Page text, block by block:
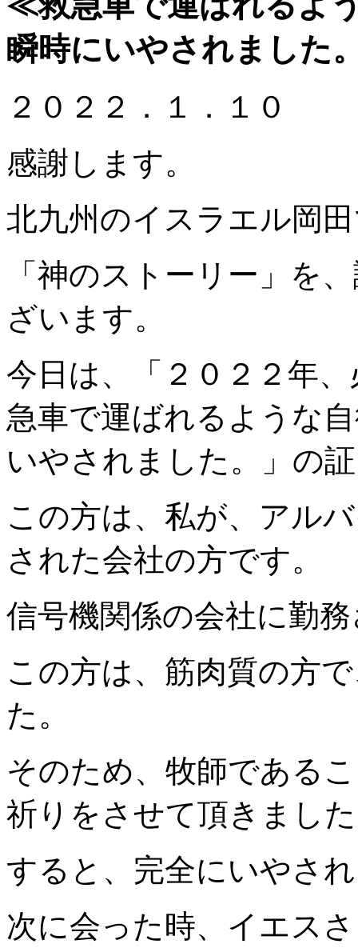
瞬時にいやされました
２０２２．１．１０
感謝します。
北九州のイスラエル岡
「神のストーリー」を
ざいます。
今日は、「２０２２年
急車で運ばれるような
いやされました。」の
この方は、私が、アル
された会社の方です。
信号機関係の会社に勤
この方は、筋肉質の方
た。
そのため、牧師である
祈りをさせて頂きまし
すると、完全にいやさ
次に会った時、イエス